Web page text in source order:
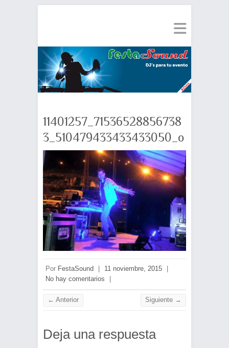
11401257_71536528856738
3_510479433433433050_o
Por FestaSound 11 noviembre, 2015
No hay comentarios
← Anterior Siguiente →
Deja una respuesta